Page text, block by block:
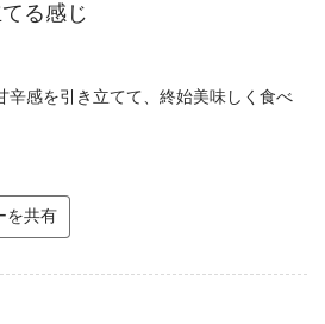
る感じ
辛感を引き立てて、終始美味しく食べ
を共有